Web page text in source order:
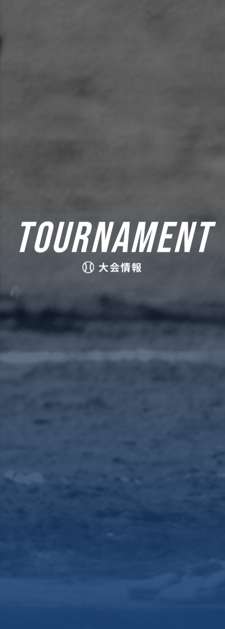
TOURNAMENT
大会情報